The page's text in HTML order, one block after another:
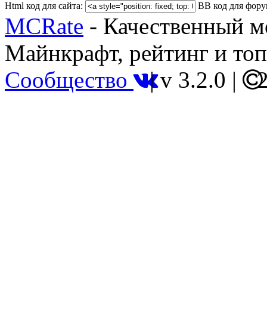
Html код для сайта: BB код для
MCRate - Качественный
Майнкрафт, рейтинг и
Сообщество |v 3.2.0 |